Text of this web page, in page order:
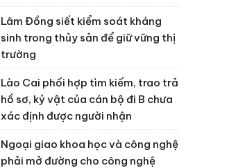
Lâm Đồng siết kiểm soát kháng
sinh trong thủy sản để giữ vững thị
trường
Lào Cai phối hợp tìm kiếm, trao trả
hồ sơ, kỷ vật của cán bộ đi B chưa
xác định được người nhận
Ngoại giao khoa học và công nghệ
phải mở đường cho công nghệ